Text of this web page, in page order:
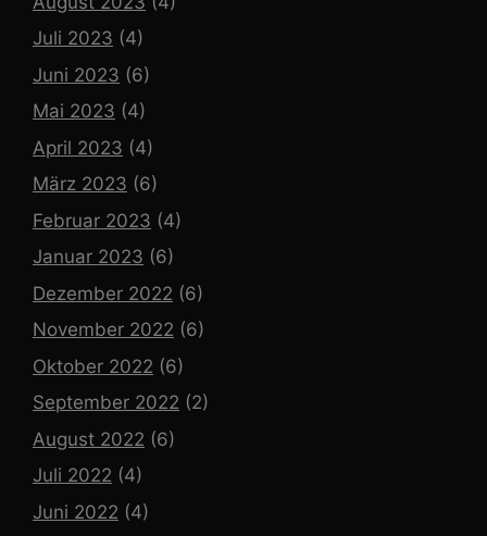
Juli 2023 (4)
Juni 2023 (6)
Mai 2023 (4)
April 2023 (4)
März 2023 (6)
Februar 2023 (4)
Januar 2023 (6)
Dezember 2022 (6)
November 2022 (6)
Oktober 2022 (6)
September 2022 (2)
August 2022 (6)
Juli 2022 (4)
Juni 2022 (4)